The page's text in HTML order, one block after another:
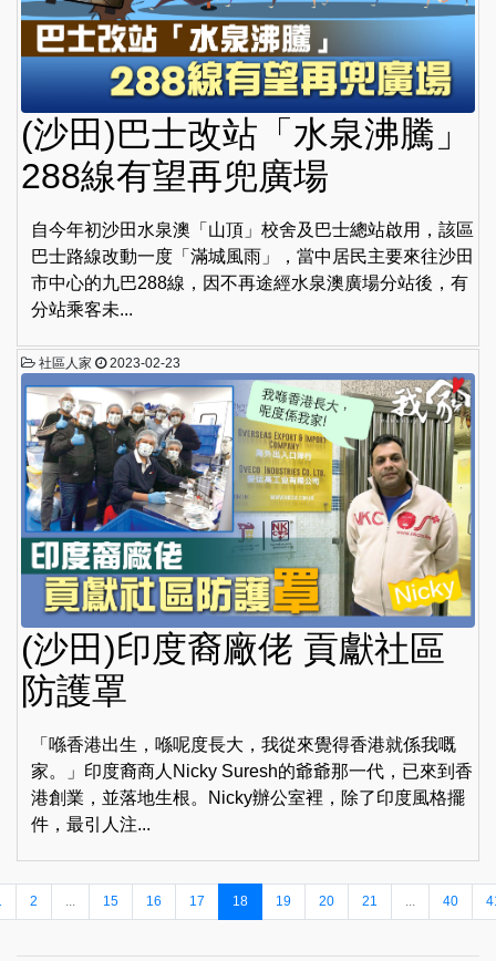
(沙田)巴士改站「水泉沸騰」
288線有望再兜廣場
自今年初沙田水泉澳「山頂」校舍及巴士總站啟用，該區
巴士路線改動一度「滿城風雨」，當中居民主要來往沙田
市中心的九巴288線，因不再途經水泉澳廣場分站後，有
分站乘客未...
社區人家 2023-02-23
(沙田)印度裔廠佬 貢獻社區
防護罩
「喺香港出生，喺呢度長大，我從來覺得香港就係我嘅
家。」印度裔商人Nicky Suresh的爺爺那一代，已來到香
港創業，並落地生根。Nicky辦公室裡，除了印度風格擺
件，最引人注...
2 15 16 17 18 19 20 21 40